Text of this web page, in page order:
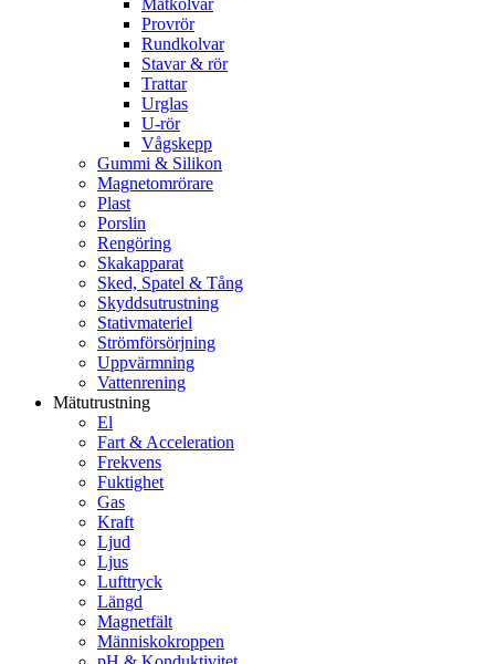
Provrör
Rundkolvar
Stavar & rör
Trattar
Urglas
U-rör
Vågskepp
Gummi & Silikon
Magnetomrörare
Plast
Porslin
Rengöring
Skakapparat
Sked, Spatel & Tång
Skyddsutrustning
Stativmateriel
Strömförsörjning
Uppvärmning
Vattenrening
Mätutrustning
El
Fart & Acceleration
Frekvens
Fuktighet
Gas
Kraft
Ljud
Ljus
Lufttryck
Längd
Magnetfält
Människokroppen